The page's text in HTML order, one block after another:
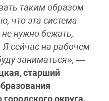
таким образом
что эта система
нужно бежать,
сейчас на рабочем
заниматься», —
старший
округа.